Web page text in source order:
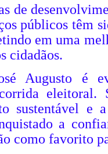
de
públicos têm
em uma
cidadãos.
Augusto é
eleitoral.
sustentável e
a
como favorito